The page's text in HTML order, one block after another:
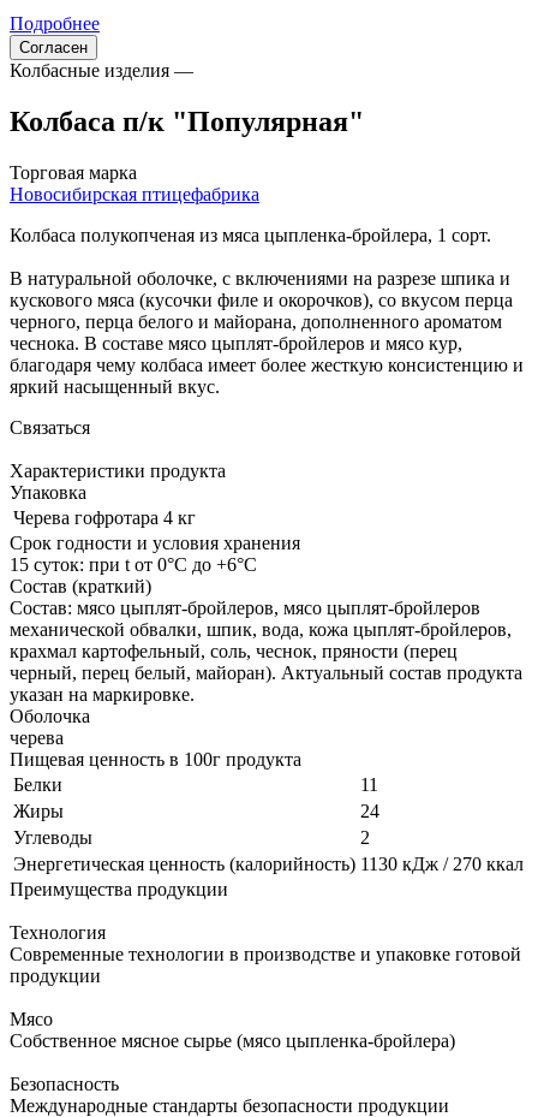
Подробнее
Согласен
Колбасные изделия —
Колбаса п/к "Популярная"
Торговая марка
Новосибирская птицефабрика
Колбаса полукопченая из мяса цыпленка-бройлера, 1 сорт.
В натуральной оболочке, с включениями на разрезе шпика и
кускового мяса (кусочки филе и окорочков), со вкусом перца
черного, перца белого и майорана, дополненного ароматом
чеснока. В составе мясо цыплят-бройлеров и мясо кур,
благодаря чему колбаса имеет более жесткую консистенцию и
яркий насыщенный вкус.
Связаться
Характеристики продукта
Упаковка
Черева гофротара 4 кг
Срок годности и условия хранения
15 суток: при t от 0°С до +6°С
Состав (краткий)
Состав: мясо цыплят-бройлеров, мясо цыплят-бройлеров
механической обвалки, шпик, вода, кожа цыплят-бройлеров,
крахмал картофельный, соль, чеснок, пряности (перец
черный, перец белый, майоран). Актуальный состав продукта
указан на маркировке.
Оболочка
черева
Пищевая ценность в 100г продукта
Белки
11
Жиры
24
Углеводы
2
Энергетическая ценность (калорийность) 1130 кДж / 270 ккал
Преимущества продукции
Технология
Современные технологии в производстве и упаковке готовой
продукции
Мясо
Собственное мясное сырье (мясо цыпленка-бройлера)
Безопасность
Международные стандарты безопасности продукции